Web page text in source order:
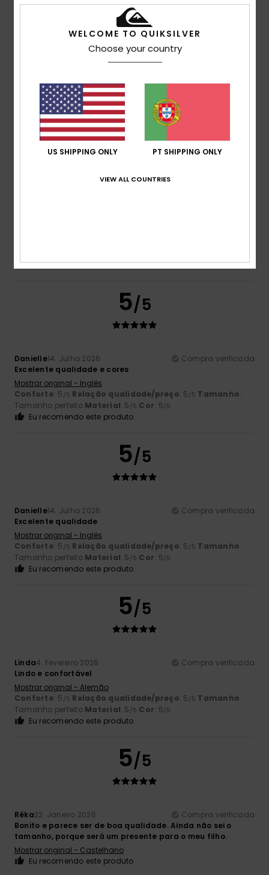
5.0
5
Eu recomendo este produto
5/5
Danielle14. Julho 2026
Compra verificada
Excelente qualidade e cores
Mostrar original - Inglês
Conforto: 5 /5 Relação qualidade/preço: 5 /5 Tamanho:
Tamanho perfeito Material: 5 /5 Cor: 5/5
Eu recomendo este produto
5/5
Danielle14. Julho 2026
Compra verificada
Excelente qualidade
Mostrar original - Inglês
Conforto: 5 /5 Relação qualidade/preço: 5 /5 Tamanho:
Tamanho perfeito Material: 5 /5 Cor: 5/5
Eu recomendo este produto
5/5
Linda4. Fevereiro 2026
Compra verificada
Lindo e confortável
Mostrar original - Alemão
Conforto: 5 /5 Relação qualidade/preço: 5 /5 Tamanho:
Tamanho perfeito Material: 5 /5 Cor: 5/5
Eu recomendo este produto
5/5
Réka22. Janeiro 2026
Compra verificada
Bonito e parece ser de boa qualidade. Ainda não sei o
tamanho, porque será um presente para o meu filho.
Mostrar original - Castelhano
Eu recomendo este produto
WELCOME TO QUIKSILVER
Choose your country
US SHIPPING ONLY PT SHIPPING ONLY
VIEW ALL COUNTRIES